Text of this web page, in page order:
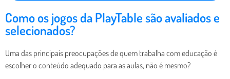
Como os jogos da PlayTable são avaliados e
selecionados?
Uma das principais preocupações de quem trabalha com educação é
escolher o conteúdo adequado para as aulas, não é mesmo?